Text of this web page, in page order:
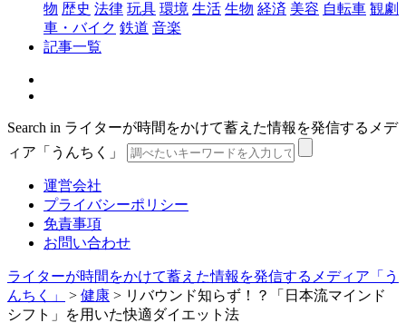
物 歴史 法律 玩具 環境 生活 生物 経済 美容 自転車 観劇
車・バイク 鉄道 音楽
記事一覧
Search in ライターが時間をかけて蓄えた情報を発信するメデ
ィア「うんちく」
運営会社
プライバシーポリシー
免責事項
お問い合わせ
ライターが時間をかけて蓄えた情報を発信するメディア「う
んちく」
> 健康 > リバウンド知らず！？「日本流マインド
シフト」を用いた快適ダイエット法